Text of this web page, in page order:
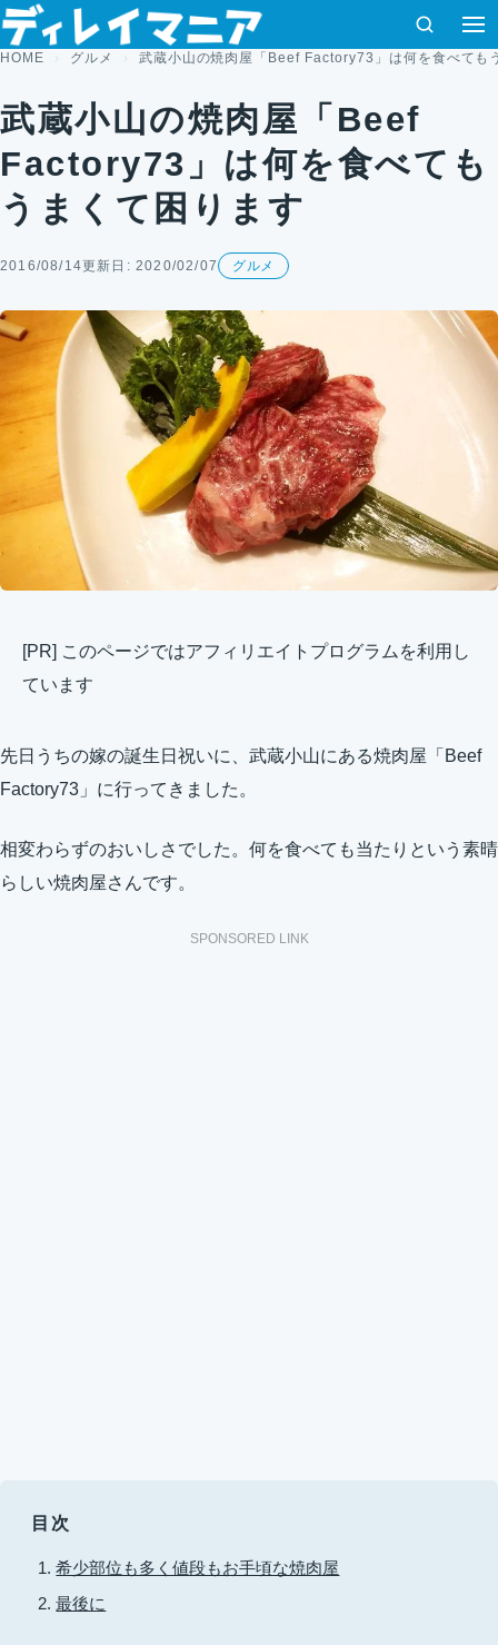
コンテンツへスキップ
検索 メ
HOME グルメ 武蔵小山の焼肉屋「Beef Factory73」は何を食べても
武蔵小山の焼肉屋「Beef
Factory73」は何を食べても
うまくて困ります
2016/08/14更新日: 2020/02/07 グルメ
[PR] このページではアフィリエイトプログラムを利用し
ています
先日うちの嫁の誕生日祝いに、武蔵小山にある焼肉屋「Beef
Factory73」に行ってきました。
相変わらずのおいしさでした。何を食べても当たりという素晴
らしい焼肉屋さんです。
SPONSORED LINK
目次
希少部位も多く値段もお手頃な焼肉屋
最後に